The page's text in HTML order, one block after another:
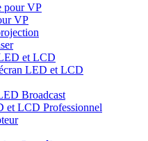
pour VP
VP
et LCD
LED et LCD
Broadcast
et LCD Professionnel